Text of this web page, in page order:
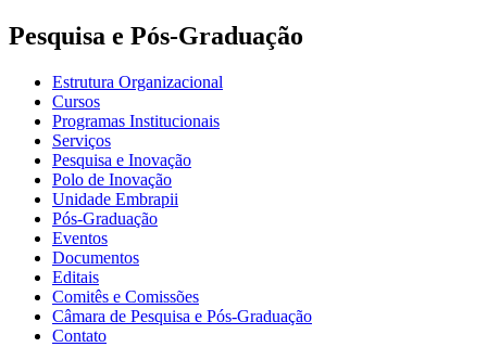
Pesquisa e Pós-Graduação
Estrutura Organizacional
Cursos
Programas Institucionais
Serviços
Pesquisa e Inovação
Polo de Inovação
Unidade Embrapii
Pós-Graduação
Eventos
Documentos
Editais
Comitês e Comissões
Câmara de Pesquisa e Pós-Graduação
Contato